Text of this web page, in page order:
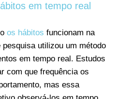
em tempo real
os hábitos funcionam na
utilizou um método
em tempo real. Estudos
com que frequência os
mas essa